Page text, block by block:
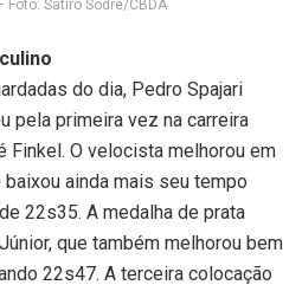
Foto: Satiro Sodre/CBDA
do dia, Pedro Spajari
pela primeira vez na carreira
Finkel. O velocista melhorou em
ainda mais seu tempo
22s35. A medalha de prata
que também melhorou bem
22s47. A terceira colocação